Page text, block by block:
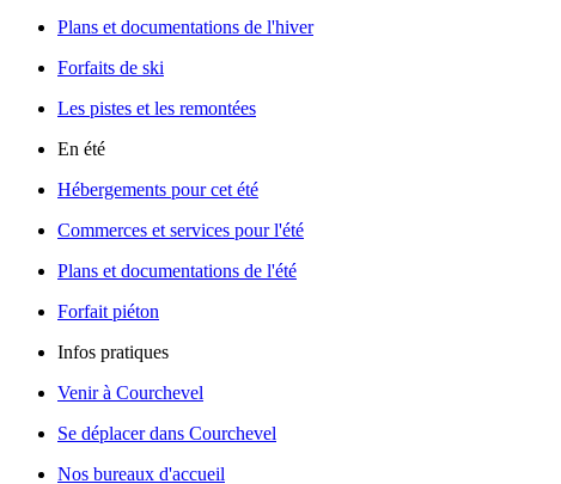
Plans et documentations de l'hiver
Forfaits de ski
Les pistes et les remontées
En été
Hébergements pour cet été
Commerces et services pour l'été
Plans et documentations de l'été
Forfait piéton
Infos pratiques
Venir à Courchevel
Se déplacer dans Courchevel
Nos bureaux d'accueil